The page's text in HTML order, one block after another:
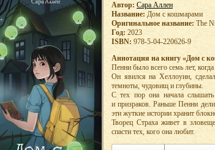
Автор: Сара Аллен
Название: Дом с кошмарами
Оригинальное название: The
Год: 2023
ISBN: 978-5-04-220626-9
Аннотация на книгу «Дом с
Пенни было всего семь лет,
Он явился на Хеллоуин,
темноты, чудовищ и глубины.
С тех пор она начала
и призраков. Раньше Пенни
эти жуткие истории хранит
Творец Страха живет в
спасти тех, кого она любит.